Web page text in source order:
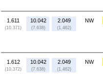
1.611
(10.371)
10.042
(7.638)
2.049
(1.462)
NW
1.612
(10.372)
10.042
(7.638)
2.049
(1.462)
NW